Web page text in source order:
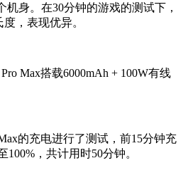
机身。 在30分钟的游戏的测试下，
，表现优异。
Max搭载6000mAh + 100W有线
的充电进行了测试， 前15分钟充
100%，共计用时50分钟。